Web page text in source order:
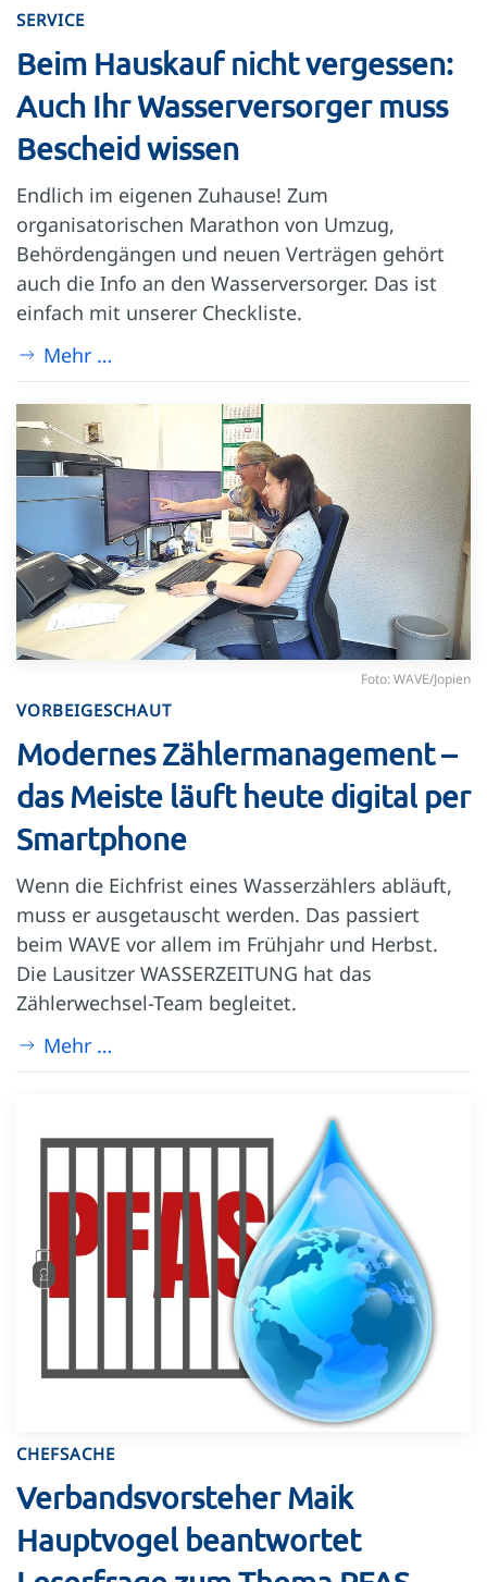
SERVICE
Beim Hauskauf nicht vergessen:
Auch Ihr Wasserversorger muss
Bescheid wissen
Endlich im eigenen Zuhause! Zum
organisatorischen Marathon von Umzug,
Behördengängen und neuen Verträgen gehört
auch die Info an den Wasserversorger. Das ist
einfach mit unserer Checkliste.
Mehr …
Foto: WAVE/Jopien
VORBEIGESCHAUT
Modernes Zählermanagement –
das Meiste läuft heute digital per
Smartphone
Wenn die Eichfrist eines Wasserzählers abläuft,
muss er ausgetauscht werden. Das passiert
beim WAVE vor allem im Frühjahr und Herbst.
Die Lausitzer WASSERZEITUNG hat das
Zählerwechsel-Team begleitet.
Mehr …
CHEFSACHE
Verbandsvorsteher Maik
Hauptvogel beantwortet